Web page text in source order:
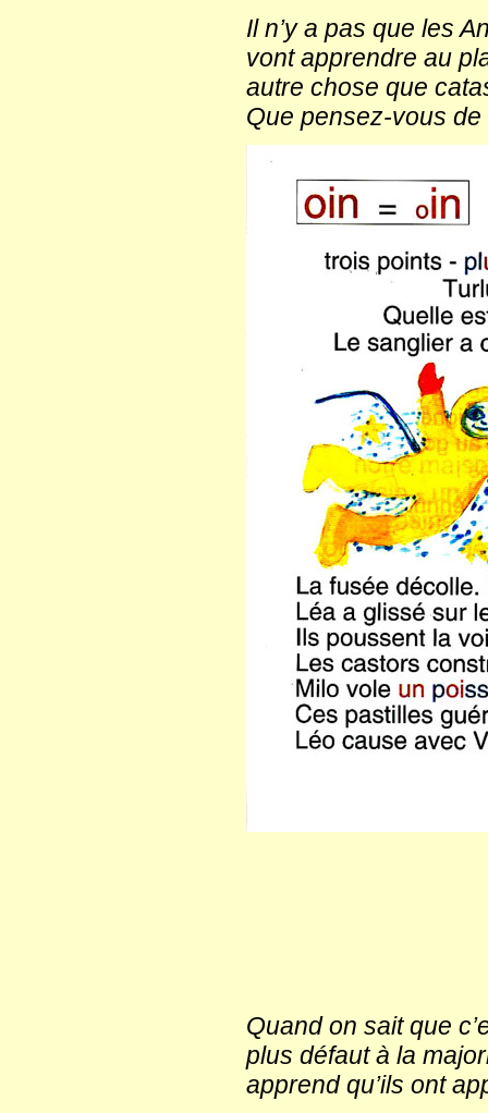
Il n’y a pas que les
vont apprendre au
autre chose que
Que pensez-vous de
Quand on sait que
plus défaut à la
apprend qu’ils ont